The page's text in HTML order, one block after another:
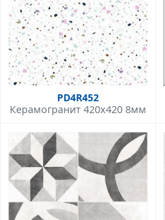
PD4R452
Керамогранит 420x420 8мм